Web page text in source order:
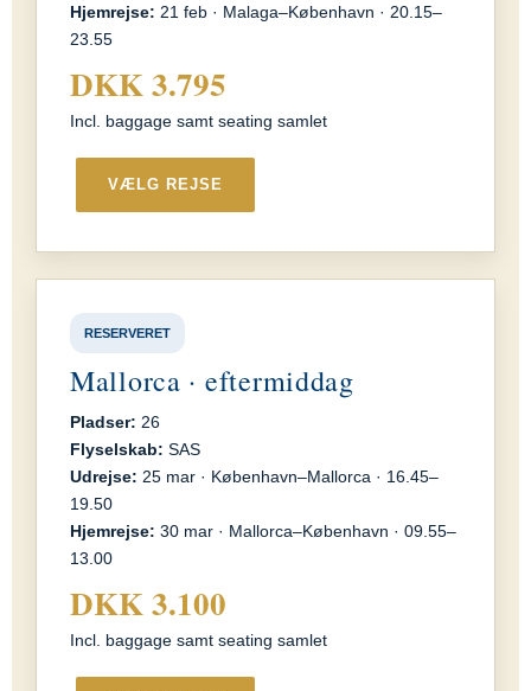
Hjemrejse: 21 feb · Malaga–København · 20.15–
23.55
DKK 3.795
Incl. baggage samt seating samlet
VÆLG REJSE
RESERVERET
Mallorca · eftermiddag
Pladser: 26
Flyselskab: SAS
Udrejse: 25 mar · København–Mallorca · 16.45–
19.50
Hjemrejse: 30 mar · Mallorca–København · 09.55–
13.00
DKK 3.100
Incl. baggage samt seating samlet